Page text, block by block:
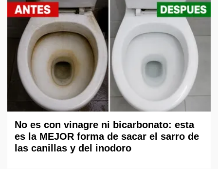
No es con vinagre ni bicarbonato: esta
es la MEJOR forma de sacar el sarro de
las canillas y del inodoro